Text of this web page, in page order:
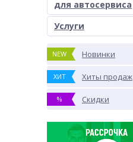
для автосервиса
Услуги
NEW Новинки
ХИТ Хиты продаж
% Скидки